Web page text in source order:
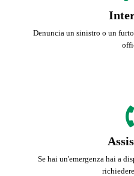
Denuncia un sinistro o un
Se hai un'emergenza hai a